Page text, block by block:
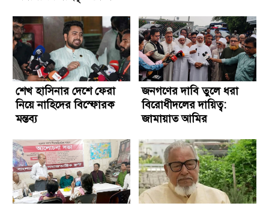
শেখ হাসিনার দেশে ফেরা
নিয়ে নাহিদের বিস্ফোরক
মন্তব্য
জনগণের দাবি তুলে ধরা
বিরোধীদলের দায়িত্ব:
জামায়াত আমির